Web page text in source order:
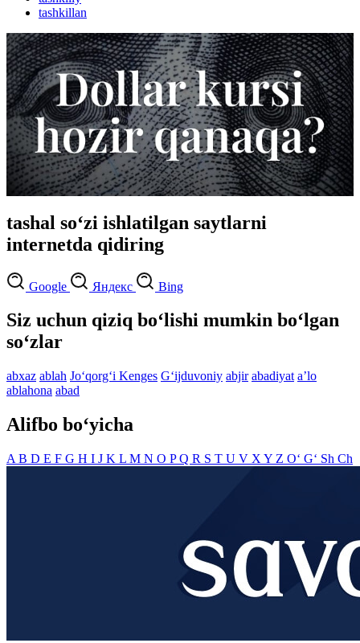
tashkillan
tashal so‘zi ishlatilgan saytlarni
internetda qidiring
Google Яндекс Bing
Siz uchun qiziq bo‘lishi mumkin bo‘lgan
so‘zlar
abxaz ablah Jo‘qorg‘i Kenges G‘ijduvoniy abjir abadiyat aʼlo
ablahona abad
Alifbo bo‘yicha
A B D E F G H I J K L M N O PQ R S T U V X Y Z O‘ G‘ Sh Ch